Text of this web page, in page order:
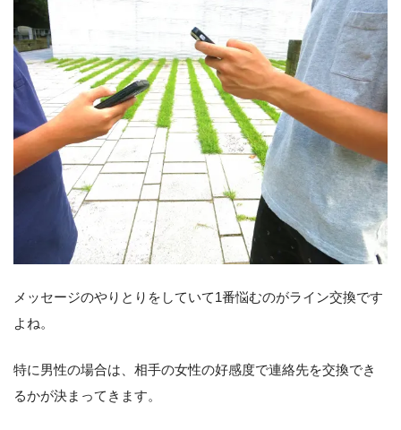
メッセージのやりとりをしていて1番悩むのがライン交換です
よね。
特に男性の場合は、相手の女性の好感度で連絡先を交換でき
るかが決まってきます。